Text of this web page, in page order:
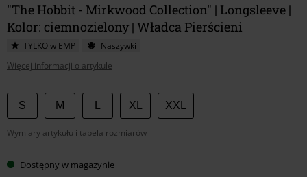
"The Hobbit - Mirkwood Collection" | Longsleeve |
Kolor: ciemnozielony | Władca Pierścieni
TYLKO w EMP
Naszywki
Więcej informacji o artykule
Wybierz
swój
rozmiar
S M XL XXL
Wymiary artykułu i tabela rozmiarów
Dostępny w magazynie